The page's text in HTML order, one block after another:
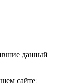
данный
сайте: